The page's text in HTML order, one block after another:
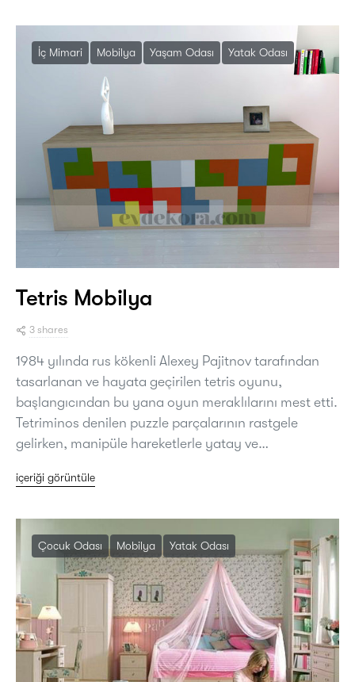
İç Mimari Mobilya Yaşam Odası Yatak Odası
Tetris Mobilya
3 shares
1984 yılında rus kökenli Alexey Pajitnov tarafından
tasarlanan ve hayata geçirilen tetris oyunu,
başlangıcından bu yana oyun meraklılarını mest etti.
Tetriminos denilen puzzle parçalarının rastgele
gelirken, manipüle hareketlerle yatay ve…
içeriği görüntüle
Çocuk Odası Mobilya Yatak Odası